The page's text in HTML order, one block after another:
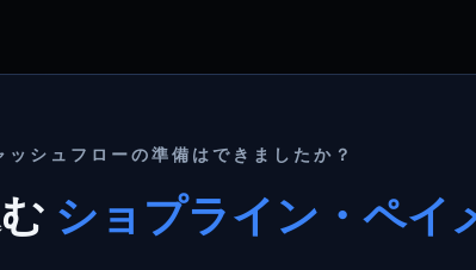
ッシュフローの準備はできましたか？
ショプライン・ペイ